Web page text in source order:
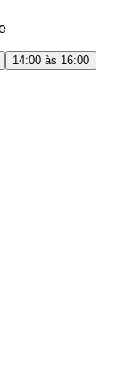
14:00 às 16:00